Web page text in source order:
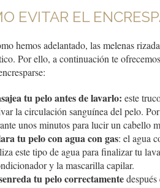
EVITAR EL
hemos adelantado, las melenas
Por ello, a continuación te
tu pelo antes de lavarlo: este
la circulación sanguínea del pelo.
unos minutos para lucir un cabello
tu pelo con agua con gas: el agua
este tipo de agua para finalizar tu
y la mascarilla capilar.
tu pelo correctamentedespués